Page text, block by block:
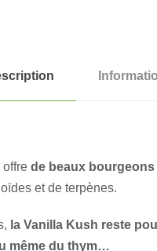
offre de beaux
et de terpènes.
la Vanilla Kush reste
même du thym…